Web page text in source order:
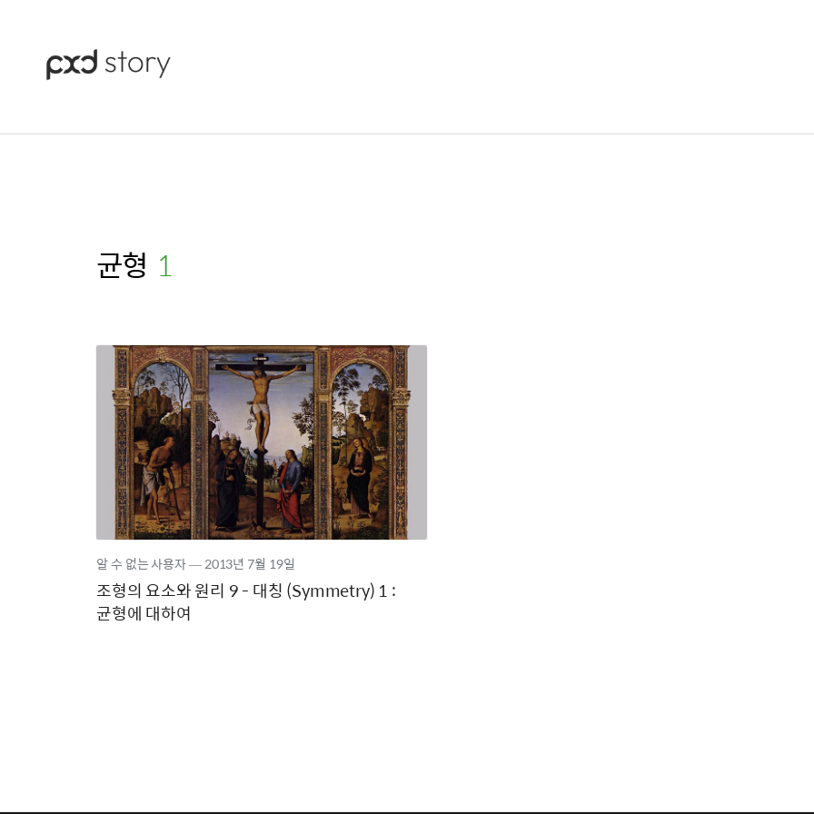
균형 (1)
조형의 요소와 원리 9 - 대칭 (Symmetry) 1 :
균형에 대하여
알 수 없는 사용자―2013년 7월 19일